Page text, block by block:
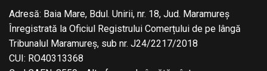
Adresă: Baia Mare, Bdul. Unirii, nr. 18, Jud. Maramureş
Înregistrată la Oficiul Registrului Comerțului de pe lângă
Tribunalul Maramureş, sub nr. J24/2217/2018
CUI: RO40313368